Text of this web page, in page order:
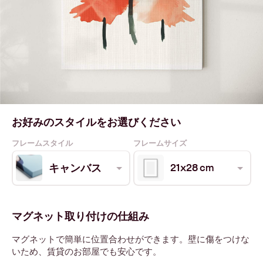
お好みのスタイルをお選びください
フレームスタイル フレームサイズ
キャンバス 21x28 cm
マグネット取り付けの仕組み
マグネットで簡単に位置合わせができます。壁に傷をつけな
いため、賃貸のお部屋でも安心です。